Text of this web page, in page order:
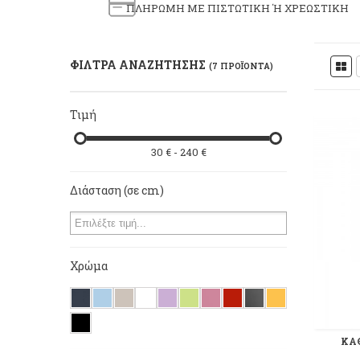
ΠΛΗΡΩΜΗ ΜΕ ΠΙΣΤΩΤΙΚΗ Ή ΧΡΕΩΣΤΙΚΗ
ΦΊΛΤΡΑ ΑΝΑΖΉΤΗΣΗΣ (7 ΠΡΟΪΌΝΤΑ)
Τιμή
30 € - 240 €
Διάσταση (σε cm)
Χρώμα